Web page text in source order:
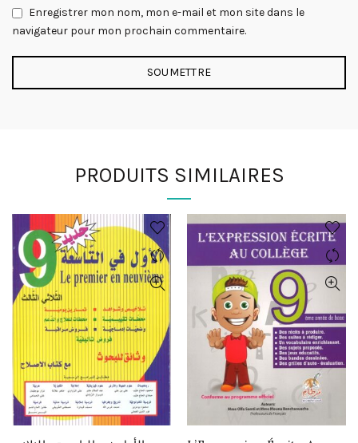
Enregistrer mon nom, mon e-mail et mon site dans le
navigateur pour mon prochain commentaire.
PRODUITS SIMILAIRES